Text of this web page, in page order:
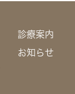
診療案内
お知らせ